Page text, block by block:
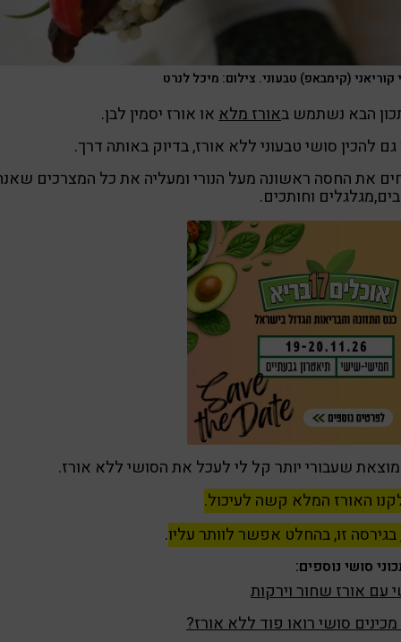
קוריאני (קימבאפ) טבעוני. צילום: מיכל לנרט
הבא נשתמש באורז מלאאו אורז יסמין לבן.
גם להכין סושי טבעוני ללא אורז, בדיוק באותה דרך.
את החסה ראשונה מעל הנורי ומעליה את כל המצרכים
וחותכים.
מוצאת שעבורי יותר קל לי לעכל את הסושי ללא אורז.
האורז המלא קשה לעיכול.
בגירסה זו, בהחלט אפשר לוותר עליו.
סושי נוספים:
עם אורז שחור וירקות
סושי רואו פוד ללא אורז?